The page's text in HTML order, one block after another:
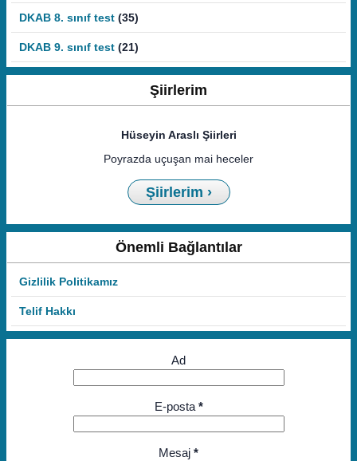
DKAB 8. sınıf test (35)
DKAB 9. sınıf test (21)
Şiirlerim
Hüseyin Araslı Şiirleri
Poyrazda uçuşan mai heceler
Şiirlerim ›
Önemli Bağlantılar
Gizlilik Politikamız
Telif Hakkı
Ad
E-posta *
Mesaj *